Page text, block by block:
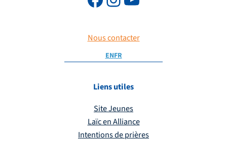
Nous contacter
ENFR
Liens utiles
Site Jeunes
Laïc en Alliance
Intentions de prières